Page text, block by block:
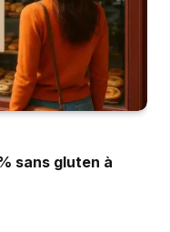
sans gluten à